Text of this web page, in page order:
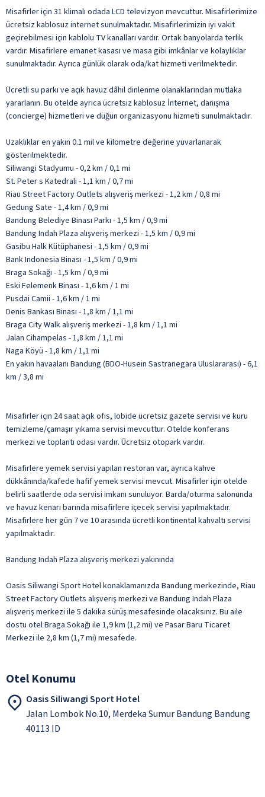
Misafirler için 31 klimalı odada LCD televizyon mevcuttur. Misafirlerimize
ücretsiz kablosuz internet sunulmaktadır. Misafirlerimizin iyi vakit
geçirebilmesi için kablolu TV kanalları vardır. Ortak banyolarda terlik
vardır. Misafirlere emanet kasası ve masa gibi imkânlar ve kolaylıklar
sunulmaktadır. Ayrıca günlük olarak oda/kat hizmeti verilmektedir.
Ücretli su parkı ve açık havuz dâhil dinlenme olanaklarından mutlaka
yararlanın. Bu otelde ayrıca ücretsiz kablosuz İnternet, danışma
(concierge) hizmetleri ve düğün organizasyonu hizmeti sunulmaktadır.
Uzaklıklar en yakın 0.1 mil ve kilometre değerine yuvarlanarak
gösterilmektedir.
Siliwangi Stadyumu - 0,2 km / 0,1 mi
St. Peter s Katedrali - 1,1 km / 0,7 mi
Riau Street Factory Outlets alışveriş merkezi - 1,2 km / 0,8 mi
Gedung Sate - 1,4 km / 0,9 mi
Bandung Belediye Binası Parkı - 1,5 km / 0,9 mi
Bandung Indah Plaza alışveriş merkezi - 1,5 km / 0,9 mi
Gasibu Halk Kütüphanesi - 1,5 km / 0,9 mi
Bank Indonesia Binası - 1,5 km / 0,9 mi
Braga Sokağı - 1,5 km / 0,9 mi
Eski Felemenk Binası - 1,6 km / 1 mi
Pusdai Camii - 1,6 km / 1 mi
Denis Bankası Binası - 1,8 km / 1,1 mi
Braga City Walk alışveriş merkezi - 1,8 km / 1,1 mi
Jalan Cihampelas - 1,8 km / 1,1 mi
Naga Köyü - 1,8 km / 1,1 mi
En yakın havaalanı Bandung (BDO-Husein Sastranegara Uluslararası) - 6,1
km / 3,8 mi
Misafirler için 24 saat açık ofis, lobide ücretsiz gazete servisi ve kuru
temizleme/çamaşır yıkama servisi mevcuttur. Otelde konferans
merkezi ve toplantı odası vardır. Ücretsiz otopark vardır.
Misafirlere yemek servisi yapılan restoran var, ayrıca kahve
dükkânında/kafede hafif yemek servisi mevcut. Misafirler için otelde
belirli saatlerde oda servisi imkanı sunuluyor. Barda/oturma salonunda
ve havuz kenarı barında misafirlere içecek servisi yapılmaktadır.
Misafirlere her gün 7 ve 10 arasında ücretli kontinental kahvaltı servisi
yapılmaktadır.
Bandung Indah Plaza alışveriş merkezi yakınında
Oasis Siliwangi Sport Hotel konaklamanızda Bandung merkezinde, Riau
Street Factory Outlets alışveriş merkezi ve Bandung Indah Plaza
alışveriş merkezi ile 5 dakika sürüş mesafesinde olacaksınız. Bu aile
dostu otel Braga Sokağı ile 1,9 km (1,2 mi) ve Pasar Baru Ticaret
Merkezi ile 2,8 km (1,7 mi) mesafede.
Otel Konumu
Oasis Siliwangi Sport Hotel
Jalan Lombok No.10, Merdeka Sumur Bandung Bandung
40113 ID